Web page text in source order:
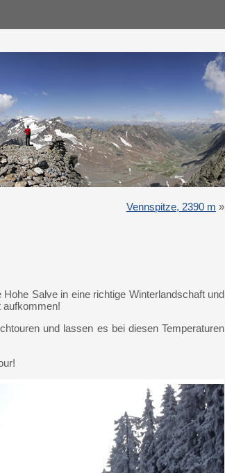
Vennspitze, 2390 m »
Salve in eine richtige Winterlandschaft und
aufkommen!
und lassen es bei diesen Temperaturen